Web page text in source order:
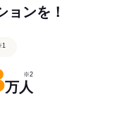
ョンを！
万人
※2